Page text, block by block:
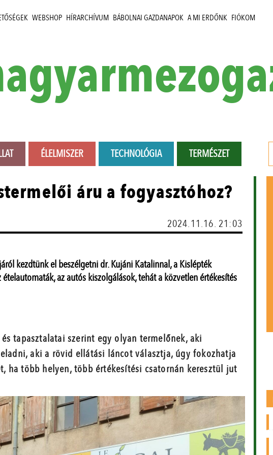
WEBSHOP HÍRARCHÍVUM BÁBOLNAI GAZDANAPOK A MI ERDŐNK FIÓKOM
ÉLELMISZER TECHNOLÓGIA TERMÉSZET
áru a fogyasztóhoz?
2024.11.16. 21:03
kezdtünk el beszélgetni dr. Kujáni Katalinnal, a Kislépték
az autós kiszolgálások, tehát a közvetlen értékesítés
tapasztalatai szerint egy olyan termelőnek, aki
aki a rövid ellátási láncot választja, úgy fokozhatja
ha több helyen, több értékesítési csatornán keresztül jut